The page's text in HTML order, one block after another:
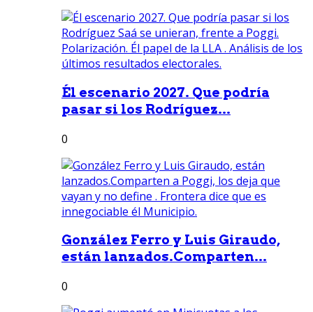
Él escenario 2027. Que podría
pasar si los Rodríguez...
0
González Ferro y Luis Giraudo,
están lanzados.Comparten...
0